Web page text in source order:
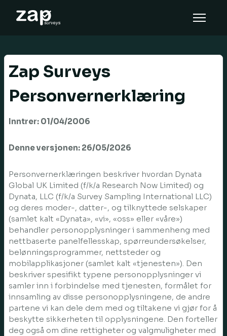
SV
Zap Surveys
Personvernerklæring
Inntrer: 01/04/2006
Denne versjonen: 26/05/2026
Personvernerklæringen beskriver hvordan Dynata
Global UK Limited (f/k/a Research Now Limited) og
Dynata, LLC (f/k/a Survey Sampling International LLC)
og deres moder-, datter-, og tilknyttede selskaper
(samlet kalt «Dynata», «vi», «oss» eller «våre»)
behandler personopplysninger i sammenheng med
nettbaserte panelfellesskap, spørreundersøkelser,
belønningsprogrammer, nettsteder og
mobilapplikasjoner (samlet kalt «tjenesten»). Den
beskriver spesifikt typene personopplysninger vi
samler inn i forbindelse med tjenesten, formålet for
innsamling av disse personopplysningene, de andre
partene vi kan dele dem med og tiltakene vi gjør for å
beskytte sikkerheten til opplysningene. Den forteller
deg også om dine rettigheter og valgmuligheter med